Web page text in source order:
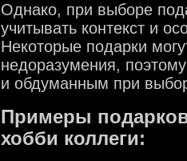
Однако, при выборе
учитывать контекст и
Некоторые подарки
недоразумения,
и обдуманным при
Примеры
хобби коллеги: